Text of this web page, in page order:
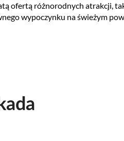
ofertą różnorodnych atrakcji,
wypoczynku na świeżym